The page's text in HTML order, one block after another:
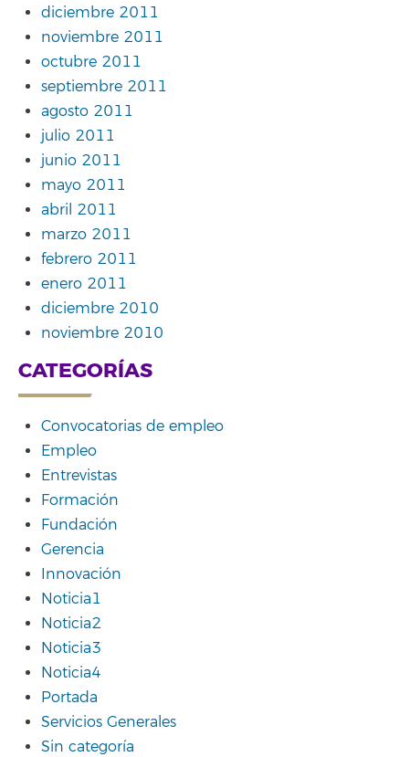
diciembre 2011
noviembre 2011
octubre 2011
septiembre 2011
agosto 2011
julio 2011
junio 2011
mayo 2011
abril 2011
marzo 2011
febrero 2011
enero 2011
diciembre 2010
noviembre 2010
CATEGORÍAS
Convocatorias de empleo
Empleo
Entrevistas
Formación
Fundación
Gerencia
Innovación
Noticia1
Noticia2
Noticia3
Noticia4
Portada
Servicios Generales
Sin categoría